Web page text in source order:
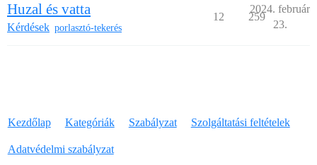
Huzal és vatta
Kérdések porlasztó-tekerés
12 259
2024. február
23.
Kezdőlap Kategóriák Szabályzat Szolgáltatási feltételek
Adatvédelmi szabályzat